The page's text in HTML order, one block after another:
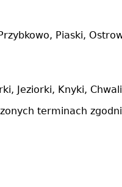
Piaski,
Jeziorki, Knyki,
terminach